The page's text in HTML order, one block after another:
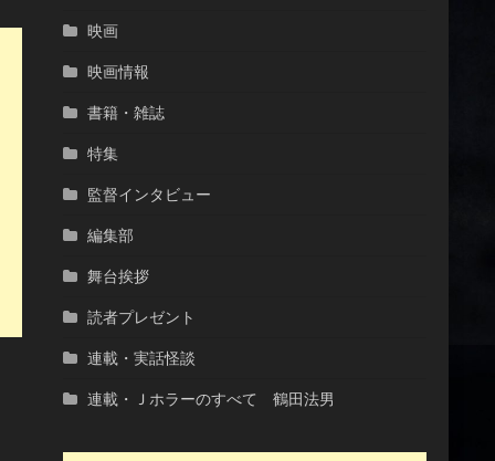
映画
映画情報
書籍・雑誌
特集
監督インタビュー
編集部
舞台挨拶
読者プレゼント
連載・実話怪談
連載・Ｊホラーのすべて 鶴田法男